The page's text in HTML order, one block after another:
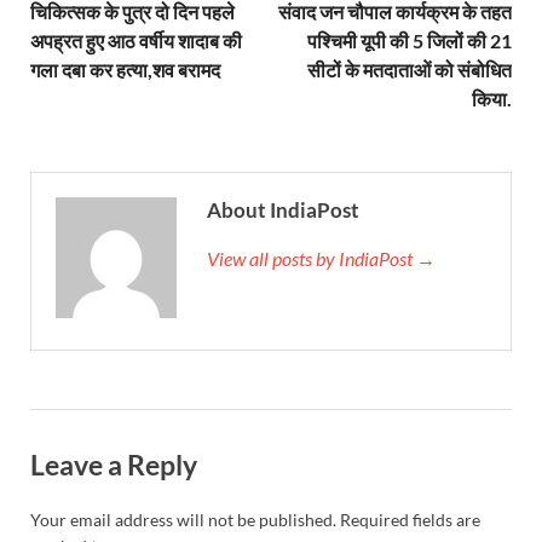
YEIDA Emerges: यीडा बना मेडिकल डिवाइस
House of Himalayas: हाउस आफ हिमालयाज बिक्री
Star Infomatic: बजट 2026–27 से भारत की डिजिटल
Sapne Me Aag Dekhna: सपने में आग देखना का मतलब
Budget Day: वित्त मंत्री निर्मला सीतारमण वाराणसी और
Ajit Pawar Death: महाराष्ट्र के उपमुख्यमंत्री अजित
चिकित्सक के पुत्र दो दिन पहले
अपह्रत हुए आठ वर्षीय शादाब की
गला दबा कर हत्या,शव बरामद
संवाद जन चौपाल कार्यक्रम के तहत
पश्चिमी यूपी की 5 जिलों की 21
सीटों के मतदाताओं को संबोधित
किया.
About IndiaPost
View all posts by IndiaPost →
Leave a Reply
Your email address will not be published. Required fields are